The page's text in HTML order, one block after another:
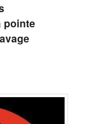
pointe